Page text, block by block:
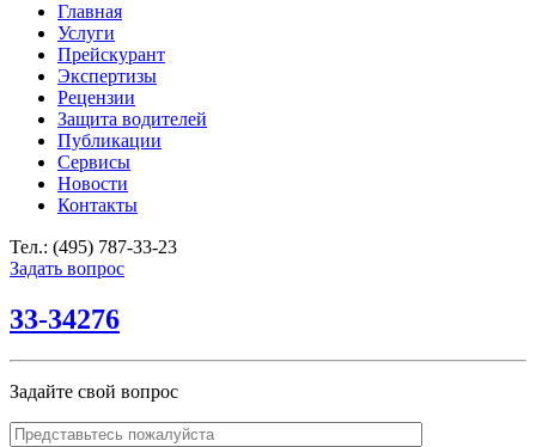
Главная
Услуги
Прейскурант
Экспертизы
Рецензии
Защита водителей
Публикации
Сервисы
Новости
Контакты
Тел.: (495) 787-33-23
Задать вопрос
33-34276
Задайте свой вопрос